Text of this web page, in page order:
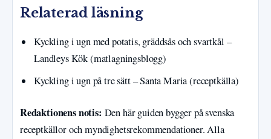
Relaterad läsning
Kyckling i ugn med potatis, gräddsås och svartkål –
Landleys Kök (matlagningsblogg)
Kyckling i ugn på tre sätt – Santa Maria (receptkälla)
Redaktionens notis: Den här guiden bygger på svenska
receptkällor och myndighetsrekommendationer. Alla